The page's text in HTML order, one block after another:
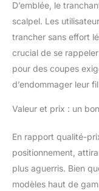
D’emblée, le
scalpel. Les
trancher sans effort
crucial de se
pour des coupes
d’endommager leur
Valeur et prix : un
En rapport qualité-
positionnement,
plus aguerris. Bien
modèles haut de